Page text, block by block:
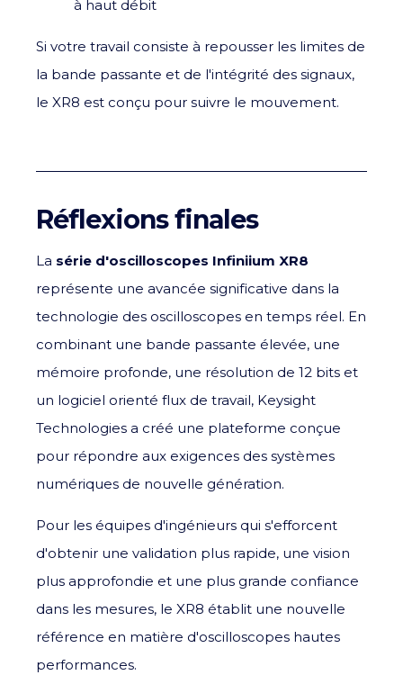
à haut débit
Si votre travail consiste à repousser les limites de
la bande passante et de l'intégrité des signaux,
le XR8 est conçu pour suivre le mouvement.
Réflexions finales
La série d'oscilloscopes Infiniium XR8
représente une avancée significative dans la
technologie des oscilloscopes en temps réel. En
combinant une bande passante élevée, une
mémoire profonde, une résolution de 12 bits et
un logiciel orienté flux de travail, Keysight
Technologies a créé une plateforme conçue
pour répondre aux exigences des systèmes
numériques de nouvelle génération.
Pour les équipes d'ingénieurs qui s'efforcent
d'obtenir une validation plus rapide, une vision
plus approfondie et une plus grande confiance
dans les mesures, le XR8 établit une nouvelle
référence en matière d'oscilloscopes hautes
performances.